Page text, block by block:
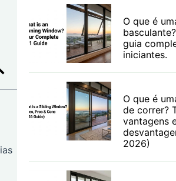
O que é
guia
iniciantes.
O que é
de correr?
vantagens
2026)